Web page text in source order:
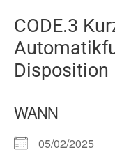
CODE.3
Disposition
WANN
05/02/2025